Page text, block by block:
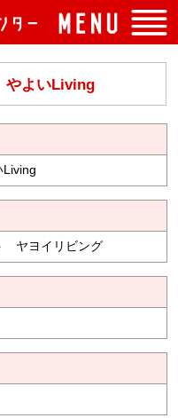
ジ
内
要
せ
やよいLiving
ヤヨイリビング